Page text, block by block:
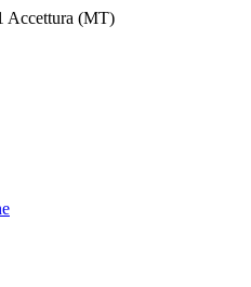
Accettura (MT)